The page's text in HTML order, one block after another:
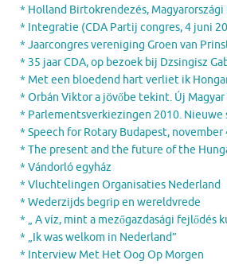
* Holland Birtokrendezés,
* Integratie (CDA Partij congres, 4 juni
* Jaarcongres vereniging Groen van
* 35 jaar CDA, op bezoek bij Dzsingisz
* Met een bloedend hart verliet ik
* Orbán Viktor a jövőbe tekint. Új Magyar
* Parlementsverkiezingen 2010. Nieuwe
* Speech for Rotary Budapest,
* The present and the future of the
* Vándorló egyház
* Vluchtelingen Organisaties Nederland
* Wederzijds begrip en wereldvrede
* „ A víz, mint a mezőgazdasági fejlődés
* „Ik was welkom in Nederland”
* Interview Met Het Oog Op Morgen